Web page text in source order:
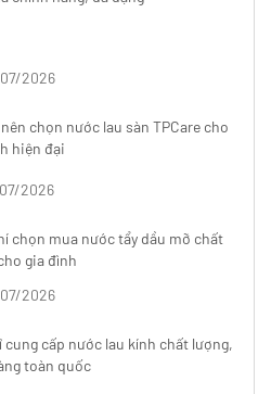
2026
nên chọn nước lau sàn TPCare cho
hiện đại
2026
chọn mua nước tẩy dầu mỡ chất
gia đình
2026
cung cấp nước lau kính chất lượng,
toàn quốc